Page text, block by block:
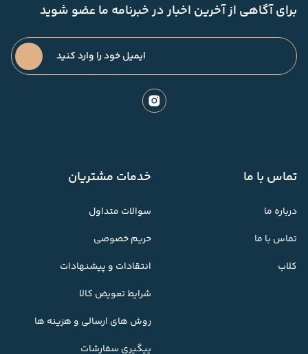
برای آگاهی از آخرین اخبار در خبرنامه ما عضو شوید
تماس با ما
درباره ما
تماس با ما
کلاب
خدمات مشتریان
سوالات متداول
حریم خصوصی
انتقادات و پیشنهادات
شرایط تعویض کالا
روش های ارسالی و هزینه ها
پیگیری سفارشات